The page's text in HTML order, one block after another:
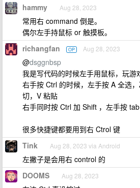
hammy Aug 28, 2023
常用右 command 倒是。
偶尔左手持鼠标 or 触摸板。
richangfan OP Aug 28, 2023
@dsggnbsp
我是写代码的时候左手用鼠标，玩游
右手按 Ctrl 的时候，左手按 A 全选
切，V 粘贴
右手同时按 Ctrl 加 Shift ，左手按
很多快捷键都要用到右 Ctrol 键
Tink Aug 28, 2023 via Android
左撇子是会用右 control 的
DOOMS Aug 28, 2023